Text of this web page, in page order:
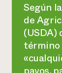
Según
de
(USDA)
término